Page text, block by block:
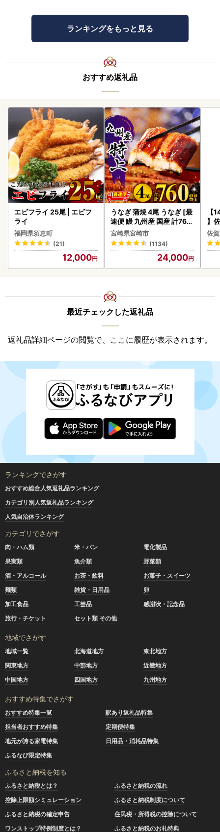
ランキングをもっと見る
おすすめ返礼品
エビフライ 25尾 | エビフ
ライ
福岡県須恵町
(21)
12,000
うなぎ 蒲焼 4尾 うなぎ [最
速便 鰻 九州産 国産 計760
g以上]
宮崎県宮崎市
(1134)
24,000
【
】
2
佐
最近チェックした返礼品
返礼品詳細ページの閲覧で、ここに履歴が表示されます。
ランキングでさがす
おすすめ総合人気返礼品ランキング
カテゴリ別人気返礼品ランキング
人気自治体ランキング
カテゴリでさがす
肉・ハム類 米・パン
電化製品
果実類
魚介類
野菜類
酒・アルコール
お茶・飲料
お菓子・スイーツ
麺類
雑貨・日用品
卵
加工食品
工芸品
感謝状・記念品
旅行・チケット
セット類 その他
地域でさがす
地域一覧 北海道地方
東北地方
関東地方
中部地方
近畿地方
中国地方
四国地方 九州地方
おすすめ特集でさがす
おすすめ特集一覧
訳あり返礼品特集
担当者おすすめ特集
定期便特集
地元が誇る家電特集
日用品・消耗品特集
ふるなび限定特集
ふるさと納税を知る
ふるさと納税とは？
ふるさと納税の流れ
控除上限額シミュレーション
ふるさと納税制度について
ふるさと納税の確定申告
住民税・所得税の控除について
ワンストップ特例制度とは？
ふるさと納税のお礼特典